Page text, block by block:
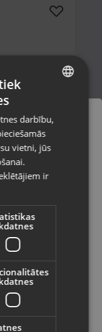
uz
RUSSIAN
darbību,
vietni, jūs
ir